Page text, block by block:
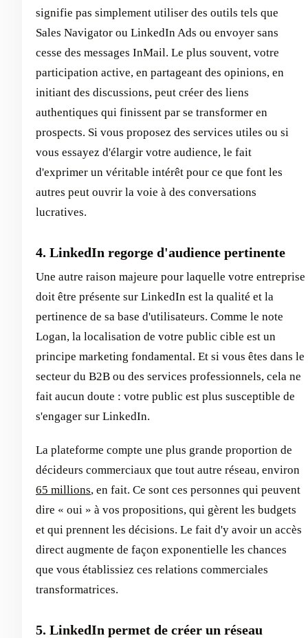
signifie pas simplement utiliser des outils tels que
Sales Navigator ou LinkedIn Ads ou envoyer sans
cesse des messages InMail. Le plus souvent, votre
participation active, en partageant des opinions, en
initiant des discussions, peut créer des liens
authentiques qui finissent par se transformer en
prospects. Si vous proposez des services utiles ou si
vous essayez d'élargir votre audience, le fait
d'exprimer un véritable intérêt pour ce que font les
autres peut ouvrir la voie à des conversations
lucratives.
4. LinkedIn regorge d'audience pertinente
Une autre raison majeure pour laquelle votre entreprise
doit être présente sur LinkedIn est la qualité et la
pertinence de sa base d'utilisateurs. Comme le note
Logan, la localisation de votre public cible est un
principe marketing fondamental. Et si vous êtes dans le
secteur du B2B ou des services professionnels, cela ne
fait aucun doute : votre public est plus susceptible de
s'engager sur LinkedIn.
La plateforme compte une plus grande proportion de
décideurs commerciaux que tout autre réseau, environ
65 millions, en fait. Ce sont ces personnes qui peuvent
dire « oui » à vos propositions, qui gèrent les budgets
et qui prennent les décisions. Le fait d'y avoir un accès
direct augmente de façon exponentielle les chances
que vous établissiez ces relations commerciales
transformatrices.
5. LinkedIn permet de créer un réseau